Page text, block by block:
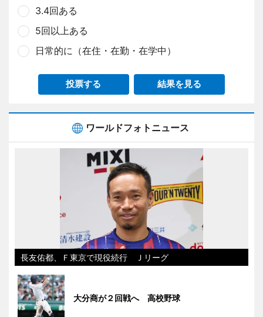
3.4回ある
5回以上ある
日常的に（在住・在勤・在学中）
投票する 結果を見る
ワールドフォトニュース
長友佑都、Ｆ東京で現役続行 Ｊリーグ
大分商が２回戦へ 高校野球